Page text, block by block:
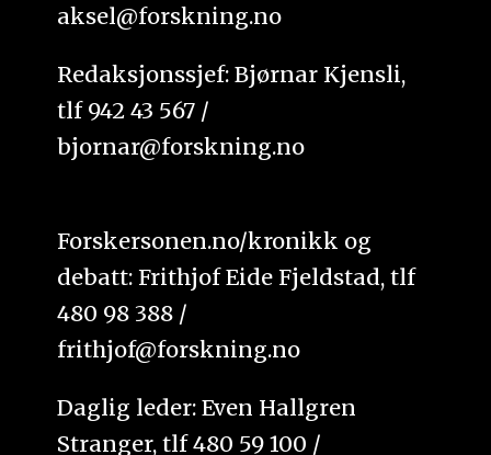
aksel@forskning.no
Redaksjonssjef: Bjørnar Kjensli,
tlf 942 43 567 /
bjornar@forskning.no
Forskersonen.no/kronikk og
debatt: Frithjof Eide Fjeldstad, tlf
480 98 388 /
frithjof@forskning.no
Daglig leder: Even Hallgren
Stranger, tlf 480 59 100 /